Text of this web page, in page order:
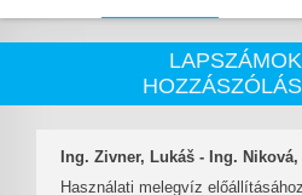
LAPSZÁMOK
HOZZÁSZÓLÁS
Ing. Zivner, Lukáš - Ing.
Használati melegvíz